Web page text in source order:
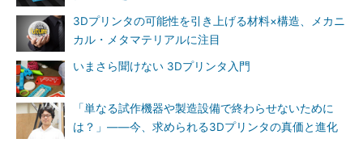
3Dプリンタの可能性を引き上げる材料×構造、メカニ
カル・メタマテリアルに注目
いまさら聞けない 3Dプリンタ入門
「単なる試作機器や製造設備で終わらせないために
は？」――今、求められる3Dプリンタの真価と進化